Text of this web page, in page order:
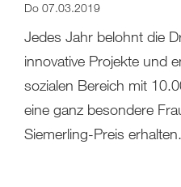
Do 07.03.2019
Jedes Jahr belohnt die
innovative Projekte und
sozialen Bereich mit
eine ganz besondere
Siemerling-Preis erhalten.